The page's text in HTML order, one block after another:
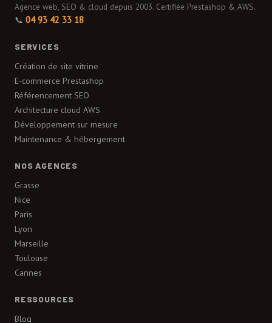
Agence web, SEO & cloud depuis 2003. Certifiée Prestashop & AWS.
📞 04 93 42 33 18
SERVICES
Création de site vitrine
E-commerce Prestashop
Référencement SEO
Architecture cloud AWS
Développement sur mesure
Maintenance & hébergement
NOS AGENCES
Grasse
Nice
Paris
Lyon
Marseille
Toulouse
Cannes
RESSOURCES
Blog